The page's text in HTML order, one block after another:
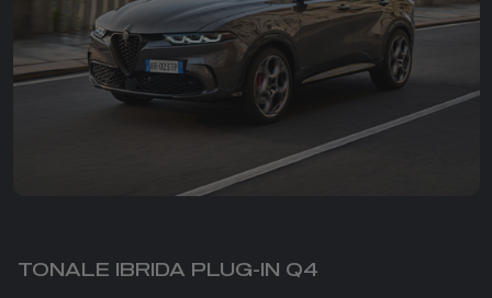
TONALE IBRIDA PLUG-IN Q4